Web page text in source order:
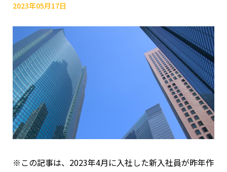
2023年05月17日
※この記事は、2023年4月に入社した新入社員が昨年作